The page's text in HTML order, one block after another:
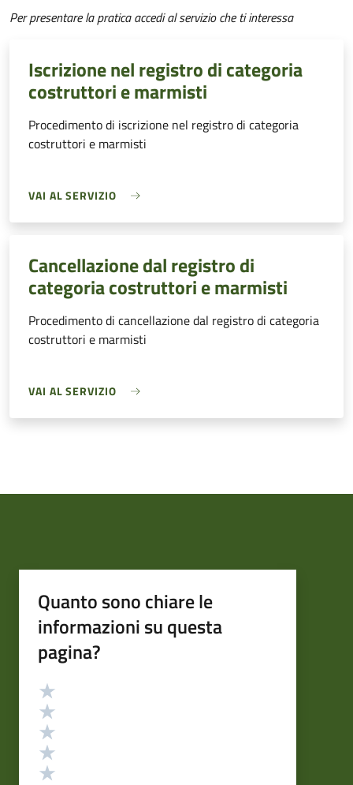
Per presentare la pratica accedi al servizio che ti interessa
Iscrizione nel registro di categoria
costruttori e marmisti
Procedimento di iscrizione nel registro di categoria
costruttori e marmisti
VAI AL SERVIZIO
Cancellazione dal registro di
categoria costruttori e marmisti
Procedimento di cancellazione dal registro di categoria
costruttori e marmisti
VAI AL SERVIZIO
Quanto sono chiare le
informazioni su questa
pagina?
Valutazione